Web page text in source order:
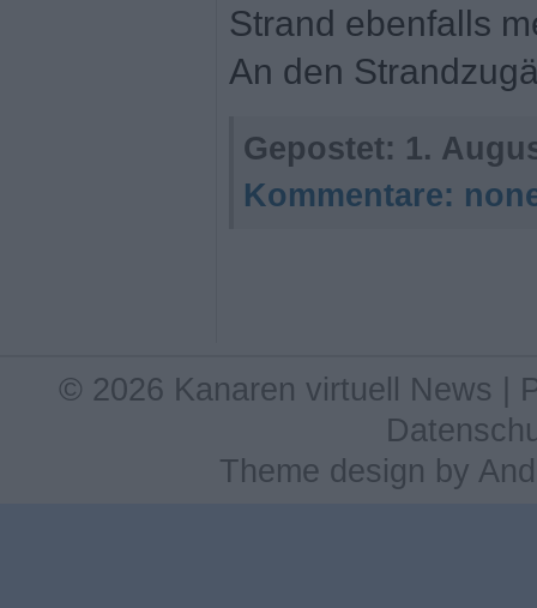
Strand ebenfalls
An den
Gepostet: 1.
Kommentare:
© 2026 Kanaren virtuell News |
Theme design by